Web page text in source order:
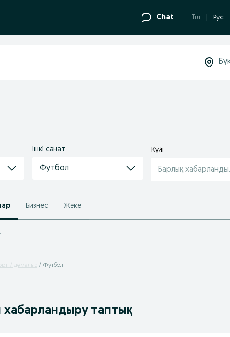
Chat Tіл Рус
Ішкі санат
Футбол
Күйі
Барлық
Бизнес Жеке
/ демалыс Футбол
хабарландыру таптық